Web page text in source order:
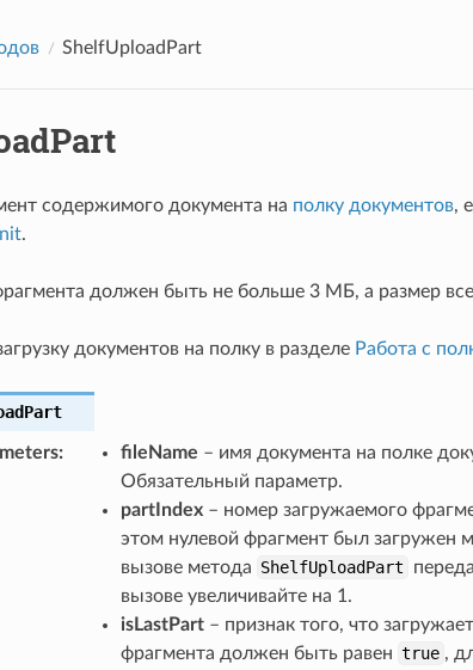
ShelfUploadPart
содержимого документа на полку документов,
.
должен быть не больше 3 МБ, а размер
документов на полку в разделе Работа с
: fileName – имя документа на полке
Обязательный параметр.
partIndex– номер загружаемого
этом нулевой фрагмент был загружен
вызове метода ShelfUploadPart
вызове увеличивайте на 1.
isLastPart– признак того, что
фрагмента должен быть равен true ,